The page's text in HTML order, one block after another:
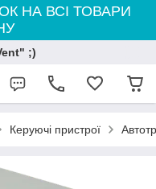
НА ВСІ ТОВАРИ
;)
Керуючі пристрої